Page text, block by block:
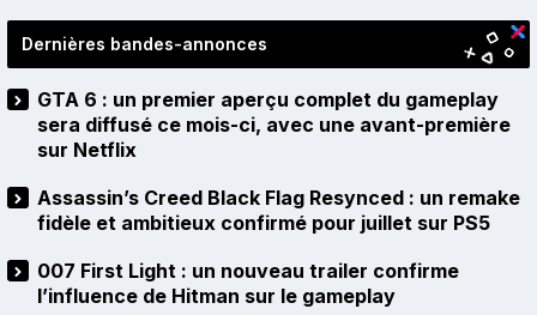
Dernières bandes-annonces
GTA 6 : un premier aperçu complet du gameplay
sera diffusé ce mois-ci, avec une avant-première
sur Netflix
Assassin’s Creed Black Flag Resynced : un remake
fidèle et ambitieux confirmé pour juillet sur PS5
007 First Light : un nouveau trailer confirme
l’influence de Hitman sur le gameplay